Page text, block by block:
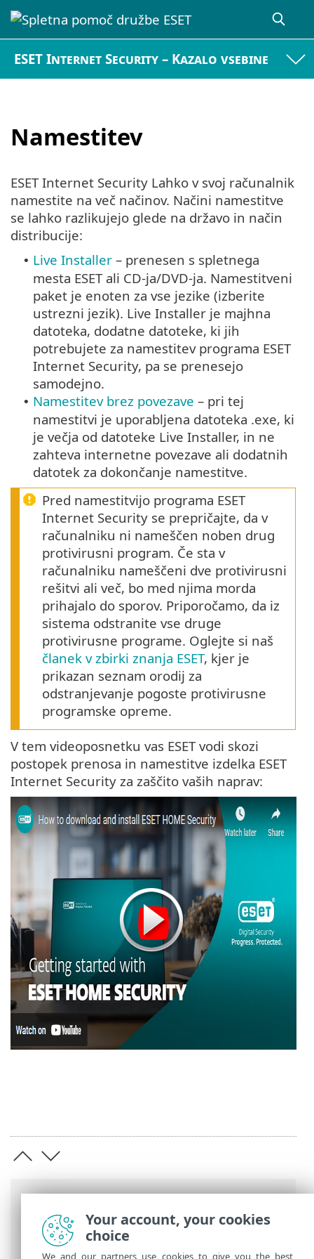
ESET Internet Security – Kazalo vsebine
Namestitev
Spletna pomoč družbe ESET
Internet Security
Namestitev
ESET Internet Security Lahko v svoj računalnik
namestite na več načinov. Načini namestitve
se lahko razlikujejo glede na državo in način
distribucije:
• Live Installer – prenesen s spletnega
mesta ESET ali CD-ja/DVD-ja. Namestitveni
paket je enoten za vse jezike (izberite
ustrezni jezik). Live Installer je majhna
datoteka, dodatne datoteke, ki jih
potrebujete za namestitev programa ESET
Internet Security, pa se prenesejo
samodejno.
• Namestitev brez povezave – pri tej
namestitvi je uporabljena datoteka .exe, ki
je večja od datoteke Live Installer, in ne
zahteva internetne povezave ali dodatnih
datotek za dokončanje namestitve.
Pred namestitvijo programa ESET
Internet Security se prepričajte, da v
računalniku ni nameščen noben drug
protivirusni program. Če sta v
računalniku nameščeni dve protivirusni
rešitvi ali več, bo med njima morda
prihajalo do sporov. Priporočamo, da iz
sistema odstranite vse druge
protivirusne programe. Oglejte si naš
članek v zbirki znanja ESET, kjer je
prikazan seznam orodij za
odstranjevanje pogoste protivirusne
programske opreme.
V tem videoposnetku vas ESET vodi skozi
postopek prenosa in namestitve izdelka ESET
Internet Security za zaščito vaših naprav:
Your account, your cookies
choice
We and our partners use cookies to give you the best